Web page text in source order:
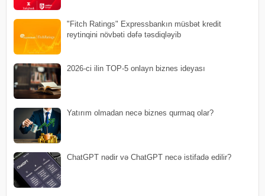
"Fitch Ratings" Expressbankın müsbət kredit
reytinqini növbəti dəfə təsdiqləyib
2026-ci ilin TOP-5 onlayn biznes ideyası
Yatırım olmadan necə biznes qurmaq olar?
ChatGPT nədir və ChatGPT necə istifadə edilir?